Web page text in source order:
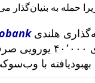
حمله به
غیرمنطقی از
بهبودیافته با